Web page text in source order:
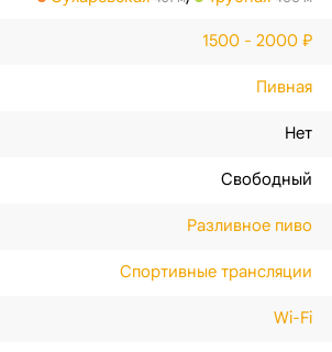
1500 - 2000 ₽
Пивная
Нет
Свободный
Разливное пиво
Спортивные трансляции
Wi-Fi